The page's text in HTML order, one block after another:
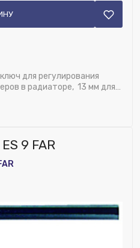
для регулирования
в радиаторе, 13 мм для
9 FAR